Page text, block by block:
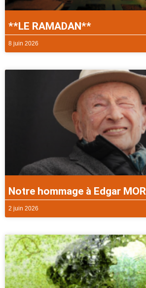
**LE RAMADAN**
8 juin 2026
Notre hommage à Edgar
2 juin 2026